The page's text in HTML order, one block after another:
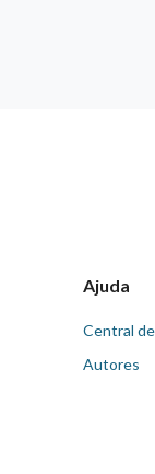
Ajuda
Central
Autores